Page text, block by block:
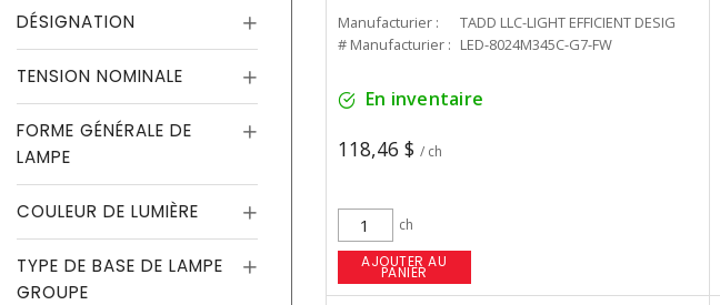
DÉSIGNATION
TENSION NOMINALE
FORME GÉNÉRALE DE
LAMPE
COULEUR DE LUMIÈRE
TYPE DE BASE DE LAMPE
GROUPE
Manufacturier :
TADD LLC-LIGHT EFFICIENT DESIG
# Manufacturier : LED-8024M345C-G7-FW
En inventaire
118,46 $ / ch
ch
AJOUTER AU
PANIER